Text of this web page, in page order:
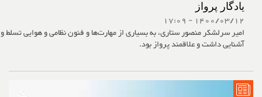
یادگار پرواز
1400/03/12 - 17:09
امیر سرلشکر منصور ستاری، به بسیاری از مهارت‌ها و فنون نظامی و هوایی تسلط و
آشنایی داشت و علاقمند پرواز بود.